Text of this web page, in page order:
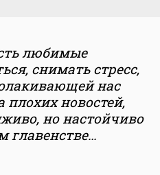
любимые
снимать стресс,
нас
новостей,
но настойчиво
главенстве…